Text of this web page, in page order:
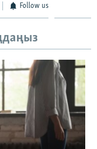
Follow us